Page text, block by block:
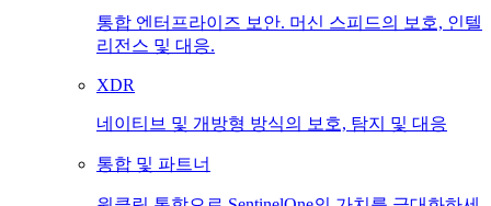
통합 엔터프라이즈 보안. 머신 스피드의 보호, 인텔
리전스 및 대응.
XDR
네이티브 및 개방형 방식의 보호, 탐지 및 대응
통합 및 파트너